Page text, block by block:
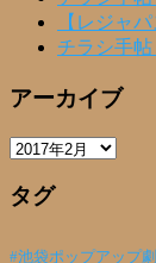
【レジャ
チラシ手
アーカイブ
ア
カ
ブ
タグ
#池袋ポップアップ